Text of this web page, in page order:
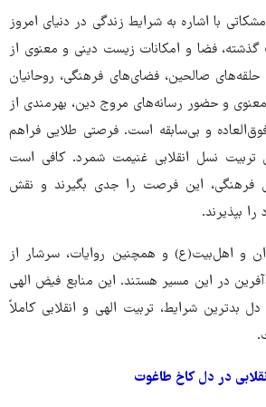
با اشاره به شرایط زندگی در دنیای امروز
گذشته، فضا و امکانات زیست دینی و معنوی از
صالحین، فضای‌های فرهنگی، روحانیان
و حضور رسانه‌های مروج دین، بهرمندی از
و بی‌سابقه است. فرصتی طلایی فراهم
تربیت نسل انقلابی غنیمت شمرد. کافی است
فرهنگی، این فرصت را جدی بگیرند و نقش
بپذیرند.
و اهل‌بیت(ع) و همچنین روایات، سرشار از
در این مسیر هستند. این منابع فیض الهی
بدترین شرایط، تربیت الهی و انقلابی کاملاً
در دل کاخ طاغوت